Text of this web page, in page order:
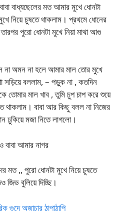
বাধ্যছেলের মত আমার মুখে ধোনটা
নিয়ে চুষতে থাকলাম। প্রথমে ধোনের
পুরো ধোনটা মুখে নিয়া মাথা আগু
না অমন না হলে আমার মাল তোর মুখে
সড়িয়ে বললাম, – পড়ুক না , কতদিন
তোমার মাল খাব , তুমি চুপ চাপ করে শুয়ে
বাবা আর কিছু বলল না নিজের
ঢুকিয়ে মজা নিতে লাগলো।
আমার নাগর
মত ,, পুরো ধোনটা মুখে নিয়ে চুষতে
জিভ বুলিয়ে দিচ্ছি।
অজাচার ঠাপাঠাপি